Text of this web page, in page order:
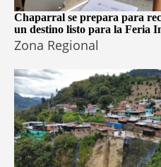
Chaparral se prepara para
un destino listo para la Feria
Zona Regional